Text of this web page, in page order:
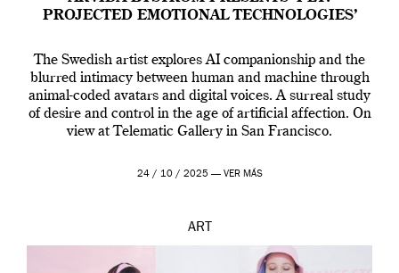
PROJECTED EMOTIONAL TECHNOLOGIES’
The Swedish artist explores AI companionship and the
blurred intimacy between human and machine through
animal-coded avatars and digital voices. A surreal study
of desire and control in the age of artificial affection. On
view at Telematic Gallery in San Francisco.
24 / 10 / 2025 — VER MÁS
ART